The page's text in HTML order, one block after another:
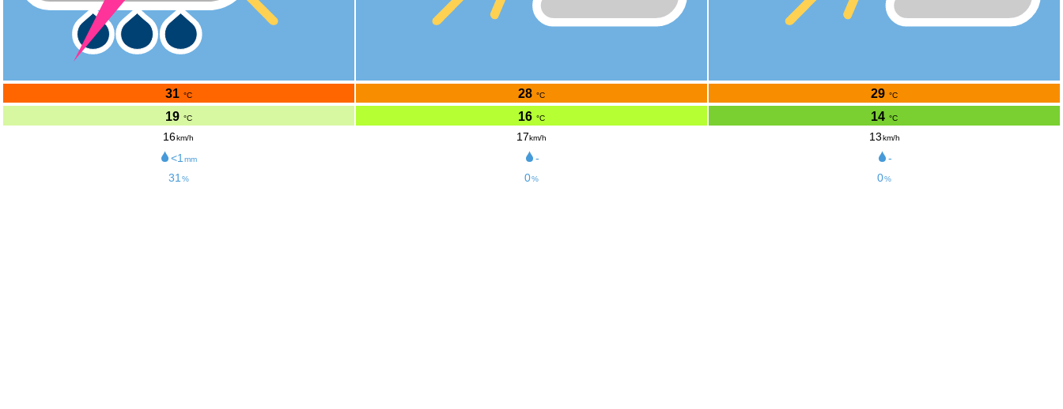
31 °C
19 °C
16km/h
<1 mm
31%
28 °C
16 °C
17km/h
-
0%
29 °C
14 °C
13km/h
-
0%